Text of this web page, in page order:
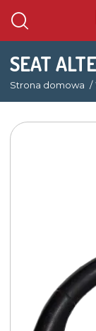
SEAT
Strona domowa